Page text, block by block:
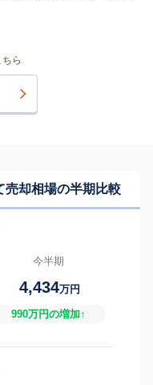
ら
売却相場の半期比較
今半期
4,434万円
990万円の増加↑